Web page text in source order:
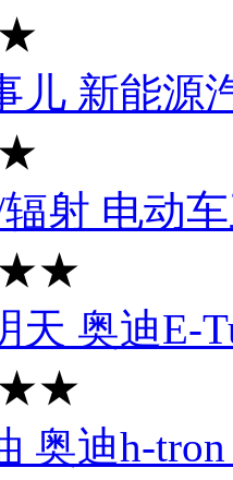
儿 新能源
射 电动
天 奥迪E-
奥迪h-